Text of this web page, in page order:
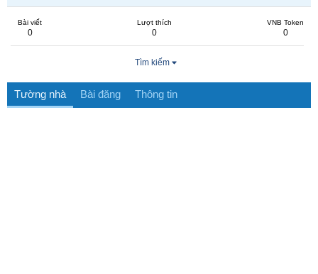
Bài viết
0
Lượt thích
0
VNB Token
0
Tìm kiếm
Tường nhà Bài đăng Thông tin